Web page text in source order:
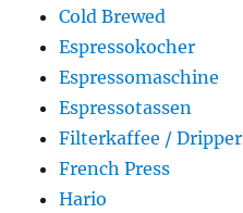
Cold Brewed
Espressokocher
Espressomaschine
Espressotassen
Filterkaffee / Dripper
French Press
Hario